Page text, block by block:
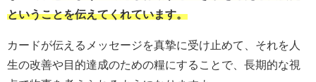
ということを伝えてくれています。
カードが伝えるメッセージを真摯に受け止めて、それを人
生の改善や目的達成のための糧にすることで、長期的な視